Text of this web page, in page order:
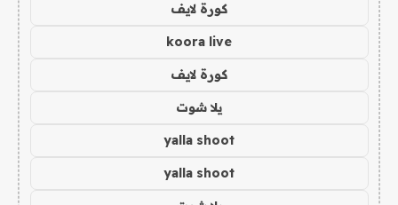
كورة لايف
koora live
كورة لايف
يلا شوت
yalla shoot
yalla shoot